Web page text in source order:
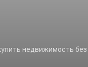
недвижимость без